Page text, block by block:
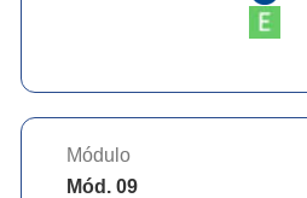
Módulo
Mód. 09